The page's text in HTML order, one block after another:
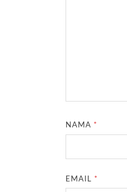
NAMA *
EMAIL *